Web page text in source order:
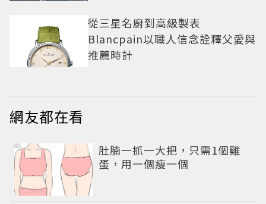
從三星名廚到高級製表
Blancpain以職人信念詮釋父愛與
推薦時計
網友都在看
肚腩一抓一大把，只需1個雞
蛋，用一個瘦一個
PR